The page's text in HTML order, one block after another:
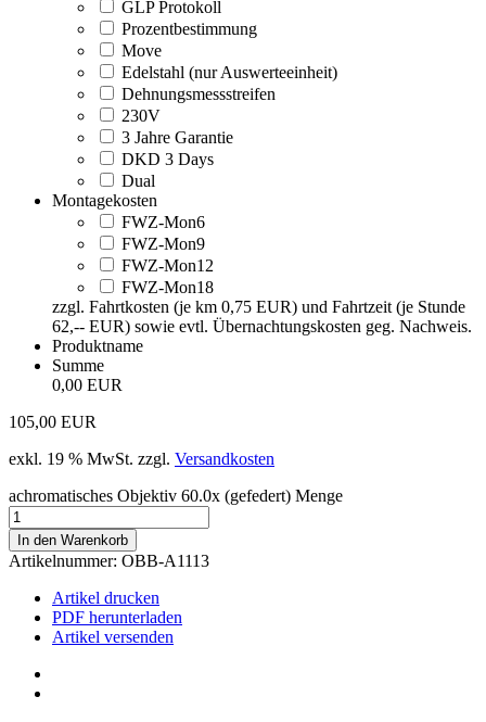
GLP Protokoll
Prozentbestimmung
Move
Edelstahl (nur Auswerteeinheit)
Dehnungsmessstreifen
230V
3 Jahre Garantie
DKD 3 Days
Dual
Montagekosten
FWZ-Mon6
FWZ-Mon9
FWZ-Mon12
FWZ-Mon18
zzgl. Fahrtkosten (je km 0,75 EUR) und Fahrtzeit (je Stunde
62,-- EUR) sowie evtl. Übernachtungskosten geg. Nachweis.
Produktname
Summe
0,00 EUR
105,00 EUR
exkl. 19 % MwSt. zzgl. Versandkosten
achromatisches Objektiv 60.0x (gefedert) Menge
In den Warenkorb
Artikelnummer: OBB-A1113
Artikel drucken
PDF herunterladen
Artikel versenden